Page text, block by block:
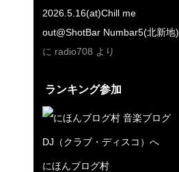
2026.5.16(at)Chill me
out@ShotBar Numbar5(北新地)
に radio708 より
ランキング参加
にほんブログ村